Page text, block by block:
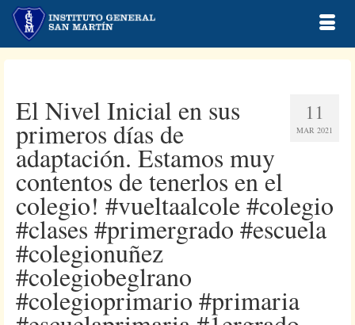
11
MAR 2021
El Nivel Inicial en sus
primeros días de
adaptación. Estamos muy
contentos de tenerlos en el
colegio! #vueltaalcole #colegio
#clases #primergrado #escuela
#colegionuñez
#colegiobeglrano
#colegioprimario #primaria